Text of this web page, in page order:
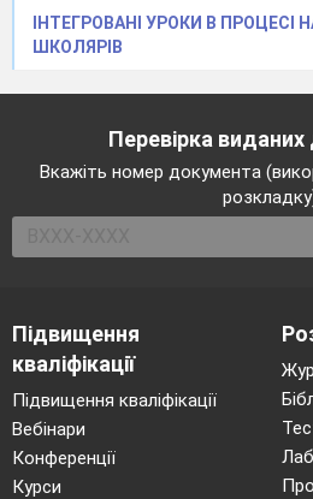
ІНТЕГРОВАНІ УРОКИ В
ШКОЛЯРІВ
Перевірка
Вкажіть номер документа
Підвищення
кваліфікації
Підвищення кваліфікації
Вебінари
Конференції
Курси